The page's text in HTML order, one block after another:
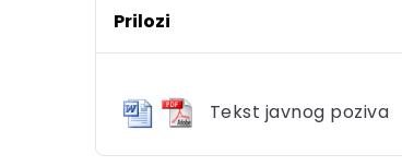
Prilozi
Tekst javnog poziva